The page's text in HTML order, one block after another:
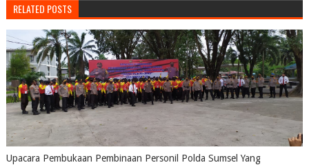
RELATED POSTS
Upacara Pembukaan Pembinaan Personil Polda Sumsel Yang